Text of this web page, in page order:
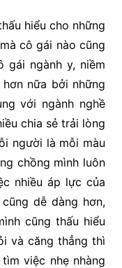
hiểu cho những
cô gái nào cũng
gái ngành y, niềm
nữa bởi những
với ngành nghề
chia sẻ trải lòng
người là mỗi màu
chồng mình luôn
nhiều áp lực của
dễ dàng hơn,
cũng thấu hiểu
và căng thẳng thì
việc nhẹ nhàng